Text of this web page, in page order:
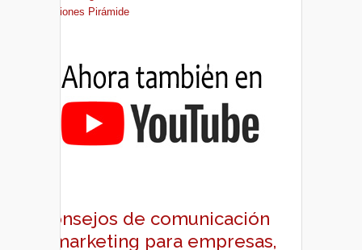
Ediciones Pirámide
Consejos de comunicación
y marketing para empresas,